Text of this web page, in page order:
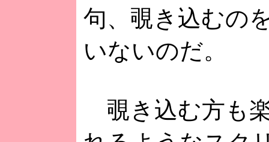
句、覗き込むの
いないのだ。
覗き込む方も